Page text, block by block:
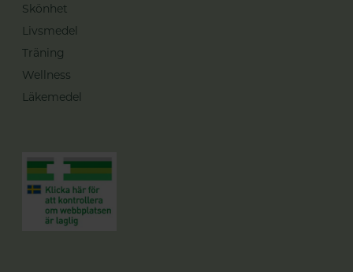
Skönhet
Livsmedel
Träning
Wellness
Läkemedel